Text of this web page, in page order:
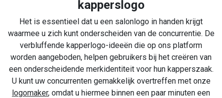
kapperslogo
Het is essentieel dat u een salonlogo in handen krijgt
waarmee u zich kunt onderscheiden van de concurrentie. De
verbluffende kapperlogo-ideeën die op ons platform
worden aangeboden, helpen gebruikers bij het creëren van
een onderscheidende merkidentiteit voor hun kapperszaak.
U kunt uw concurrenten gemakkelijk overtreffen met onze
logomaker, omdat u hiermee binnen een paar minuten een